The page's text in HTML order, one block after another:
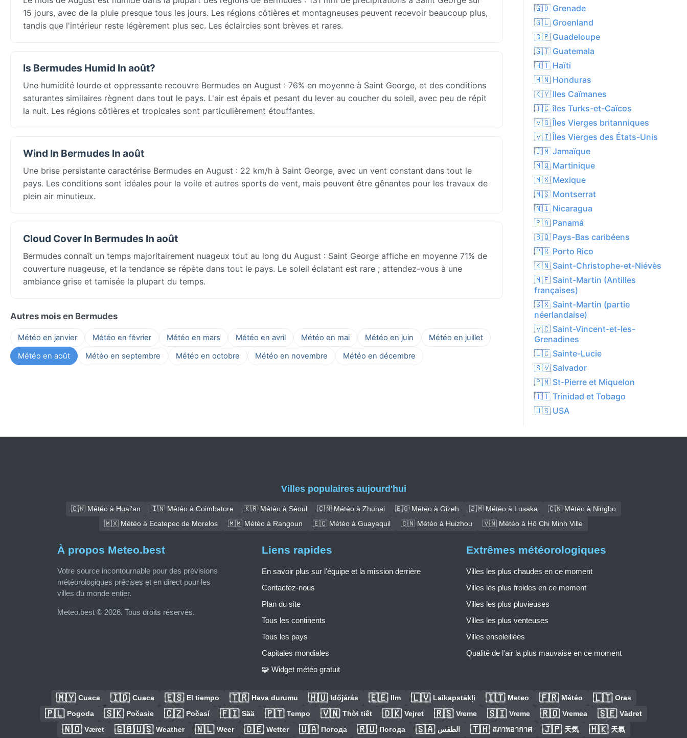
15 jours, avec de la pluie presque tous les jours. Les régions côtières et montagneuses peuvent recevoir beaucoup plus,
tandis que l'intérieur reste légèrement plus sec. Les éclaircies sont brèves et rares.
Is Bermudes Humid In août?
Une humidité lourde et oppressante recouvre Bermudes en August : 76% en moyenne à Saint George, et des conditions
saturantes similaires règnent dans tout le pays. L'air est épais et pesant du lever au coucher du soleil, avec peu de répit
la nuit. Les régions côtières et tropicales sont particulièrement étouffantes.
Wind In Bermudes In août
Une brise persistante caractérise Bermudes en August : 22 km/h à Saint George, avec un vent constant dans tout le
pays. Les conditions sont idéales pour la voile et autres sports de vent, mais peuvent être gênantes pour les travaux de
plein air minutieux.
Cloud Cover In Bermudes In août
Bermudes connaît un temps majoritairement nuageux tout au long du August : Saint George affiche en moyenne 71% de
couverture nuageuse, et la tendance se répète dans tout le pays. Le soleil éclatant est rare ; attendez-vous à une
ambiance grise et tamisée la plupart du temps.
Autres mois en Bermudes
Météo en janvier Météo en février Météo en mars Météo en avril Météo en mai Météo en juin
Météo en juillet
Météo en août
Météo en septembre Météo en octobre Météo en novembre Météo en décembre
🇬🇩 Grenade
🇬🇱 Groenland
🇬🇵 Guadeloupe
🇬🇹 Guatemala
🇭🇹 Haïti
🇭🇳 Honduras
🇰🇾 Iles Caïmanes
🇹🇨 îles Turks-et-Caïcos
🇻🇬 Îles Vierges britanniques
🇻🇮 Îles Vierges des États-Unis
🇯🇲 Jamaïque
🇲🇶 Martinique
🇲🇽 Mexique
🇲🇸 Montserrat
🇳🇮 Nicaragua
🇵🇦 Panamá
🇧🇶 Pays-Bas caribéens
🇵🇷 Porto Rico
🇰🇳 Saint-Christophe-et-Niévès
🇲🇫 Saint-Martin (Antilles
françaises)
🇸🇽 Saint-Martin (partie
néerlandaise)
🇻🇨 Saint-Vincent-et-les-
Grenadines
🇱🇨 Sainte-Lucie
🇸🇻 Salvador
🇵🇲 St-Pierre et Miquelon
🇹🇹 Trinidad et Tobago
🇺🇸 USA
Villes populaires aujourd'hui
🇨🇳 Météo à Huai'an 🇮🇳 Météo à Coimbatore 🇰🇷 Météo à Séoul 🇨🇳 Météo à Zhuhai 🇪🇬 Météo à Gizeh 🇿🇲 Météo à Lusaka
🇨🇳 Météo à Ningbo
🇲🇽 Météo à Ecatepec de Morelos
🇲🇲 Météo à Rangoun 🇪🇨 Météo à Guayaquil 🇨🇳 Météo à Huizhou 🇻🇳 Météo à Hô Chi Minh Ville
À propos Meteo.best
Votre source incontournable pour des prévisions
météorologiques précises et en direct pour les
villes du monde entier.
Meteo.best © 2026. Tous droits réservés.
Liens rapides
En savoir plus sur l'équipe et la mission derrière
Contactez-nous
Plan du site
Tous les continents
Tous les pays
Capitales mondiales
🧩 Widget météo gratuit
Extrêmes météorologiques
Villes les plus chaudes en ce moment
Villes les plus froides en ce moment
Villes les plus pluvieuses
Villes les plus venteuses
Villes ensoleillées
Qualité de l'air la plus mauvaise en ce moment
🇲🇾 Cuaca 🇮🇩 Cuaca 🇪🇸 El tiempo 🇹🇷 Hava durumu 🇭🇺 Időjárás 🇪🇪 Ilm 🇱🇻 Laikapstākļi 🇮🇹 Meteo 🇫🇷 Météo 🇱🇹 Oras
🇵🇱 Pogoda 🇸🇰 Počasie 🇨🇿 Počasí 🇫🇮 Sää 🇵🇹 Tempo 🇻🇳 Thời tiết 🇩🇰 Vejret 🇷🇸 Vreme 🇸🇮 Vreme 🇷🇴 Vremea 🇸🇪 Vädret
🇳🇴 Været 🇬🇧🇺🇸 Weather 🇳🇱 Weer 🇩🇪 Wetter 🇺🇦 Погода 🇷🇺 Погода 🇸🇦 الطقس 🇹🇭 สภาพอากาศ 🇯🇵 天気 🇭🇰 天氣